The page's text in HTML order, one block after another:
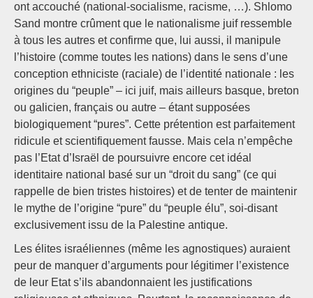
ont accouché (national-socialisme, racisme, …). Shlomo
Sand montre crûment que le nationalisme juif ressemble
à tous les autres et confirme que, lui aussi, il manipule
l’histoire (comme toutes les nations) dans le sens d’une
conception ethniciste (raciale) de l’identité nationale : les
origines du “peuple” – ici juif, mais ailleurs basque, breton
ou galicien, français ou autre – étant supposées
biologiquement “pures”. Cette prétention est parfaitement
ridicule et scientifiquement fausse. Mais cela n’empêche
pas l’Etat d’Israël de poursuivre encore cet idéal
identitaire national basé sur un “droit du sang” (ce qui
rappelle de bien tristes histoires) et de tenter de maintenir
le mythe de l’origine “pure” du “peuple élu”, soi-disant
exclusivement issu de la Palestine antique.
Les élites israéliennes (même les agnostiques) auraient
peur de manquer d’arguments pour légitimer l’existence
de leur Etat s’ils abandonnaient les justifications